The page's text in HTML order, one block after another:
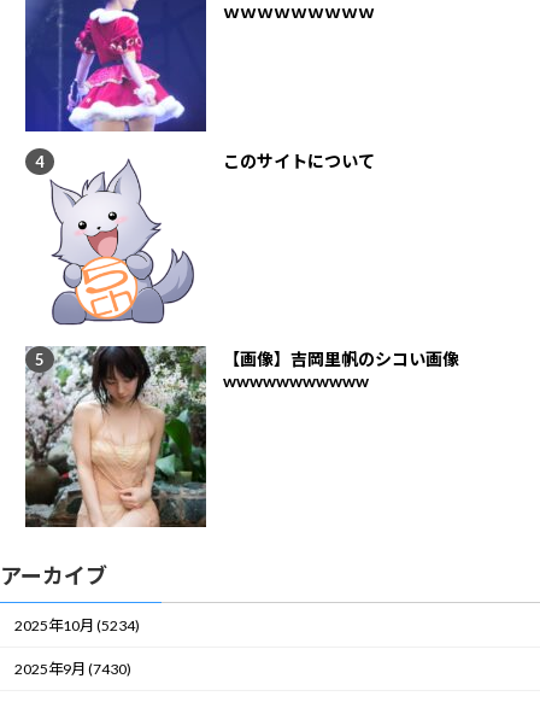
ｗｗｗｗｗｗｗｗｗ
このサイトについて
【画像】吉岡里帆のシコい画像
wwwwwwwwwww
アーカイブ
2025年10月 (5234)
2025年9月 (7430)